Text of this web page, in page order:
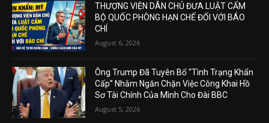
THƯỢNG VIỆN DÂN CHỦ ĐƯA LUẬT CẤM
BỘ QUỐC PHÒNG HẠN CHẾ ĐỐI VỚI BÁO
CHÍ
August 6, 2026
Ông Trump Đã Tuyên Bố “Tình Trạng Khẩn
Cấp” Nhằm Ngăn Chặn Việc Công Khai Hồ
Sơ Tài Chính Của Mình Cho Đài BBC
August 5, 2026